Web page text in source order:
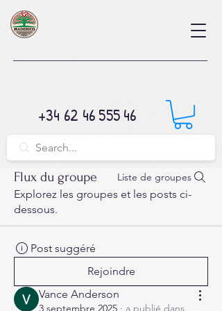
+34 62 46 555 46
Flux du groupe Liste de groupes
Explorez les groupes et les posts ci-
dessous.
Post suggéré
Rejoindre
Vance Anderson
3 septembre 2025 · a publié dans